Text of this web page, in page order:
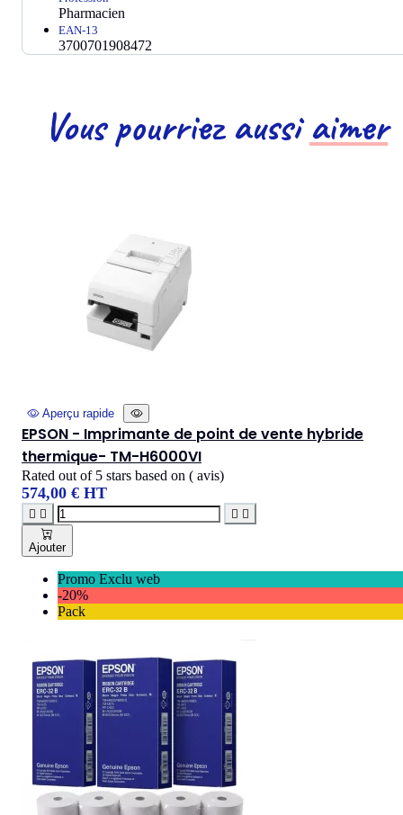
Pharmacien
EAN-13
3700701908472
Vous pourriez aussiaimer
Aperçu rapide
EPSON - Imprimante de point de vente hybride
thermique- TM-H6000VI
Rated out of 5 stars based on ( avis)
574,00 € HT
   
Ajouter
Promo Exclu web
-20%
Pack